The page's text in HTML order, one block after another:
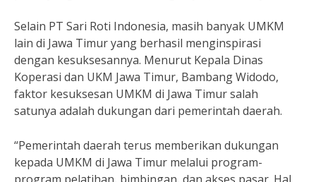
Selain PT Sari Roti Indonesia, masih banyak UMKM
lain di Jawa Timur yang berhasil menginspirasi
dengan kesuksesannya. Menurut Kepala Dinas
Koperasi dan UKM Jawa Timur, Bambang Widodo,
faktor kesuksesan UMKM di Jawa Timur salah
satunya adalah dukungan dari pemerintah daerah.
“Pemerintah daerah terus memberikan dukungan
kepada UMKM di Jawa Timur melalui program-